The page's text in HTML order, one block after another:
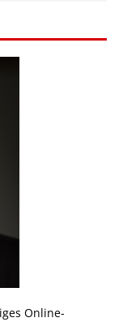
Online-